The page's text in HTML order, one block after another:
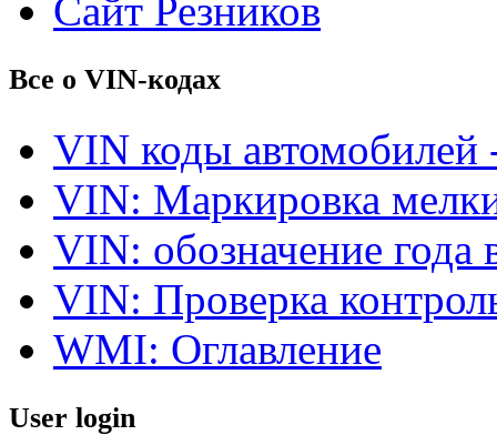
Сайт Резников
Все о VIN-кодах
VIN коды автомобилей
VIN: Маркировка
VIN: обозначение года
VIN: Проверка
WMI: Оглавление
User login